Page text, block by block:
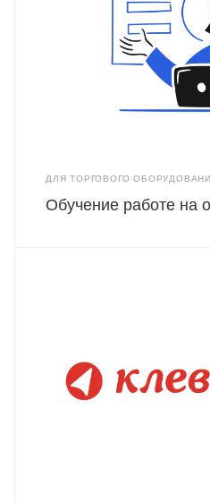
ДЛЯ ТОРГОВОГО
Обучение работе на